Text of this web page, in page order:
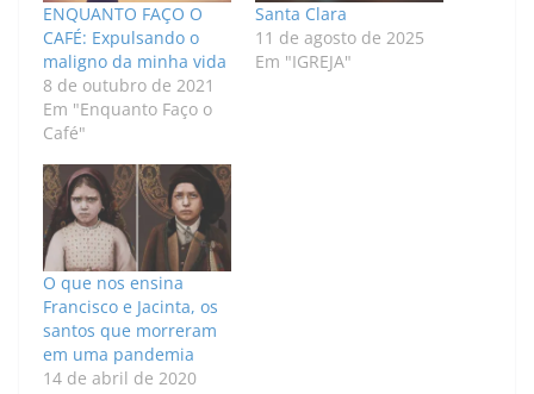
ENQUANTO FAÇO O
CAFÉ: Expulsando o
maligno da minha vida
8 de outubro de 2021
Em "Enquanto Faço o
Café"
Santa Clara
11 de agosto de 2025
Em "IGREJA"
O que nos ensina
Francisco e Jacinta, os
santos que morreram
em uma pandemia
14 de abril de 2020